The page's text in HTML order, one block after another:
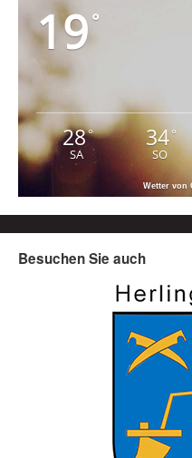
19°
28°
SA
34°
SO
Wetter von
Besuchen Sie auch